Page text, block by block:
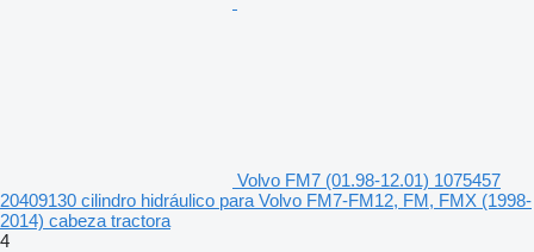
Volvo FM7 (01.98-12.01) 1075457
20409130 cilindro hidráulico para Volvo FM7-FM12, FM, FMX (1998-
2014) cabeza tractora
4